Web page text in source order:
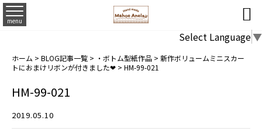
menu 
Select Language▼
ホーム > BLOG記事一覧 > ・ボトム型紙作品 > 新作ボリュームミニスカー
トにおまけリボンが付きました❤ > HM-99-021
HM-99-021
2019.05.10